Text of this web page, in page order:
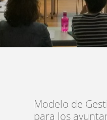
Gobernanza
Actualidad
Modelo de
para los